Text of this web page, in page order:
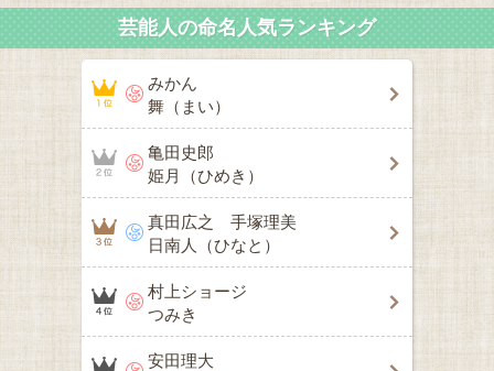
芸能人の命名人気ランキング
みかん
舞（まい）
亀田史郎
姫月（ひめき）
真田広之 手塚理美
日南人（ひなと）
村上ショージ
つみき
安田理大